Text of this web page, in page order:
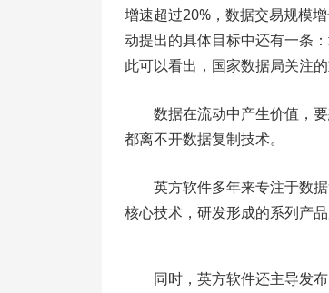
增速超过20%，数据交易规模
动提出的具体目标中还有一条
此可以看出，国家数据局关注
数据在流动中产生价值，
都离不开数据复制技术。
英方软件多年来专注于数
核心技术，研发形成的系列产
同时，英方软件还主导发